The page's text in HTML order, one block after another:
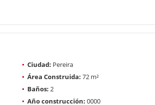
Ciudad: Pereira
Área Construida: 72 m²
Baños: 2
Año construcción: 0000